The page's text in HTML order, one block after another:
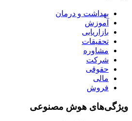
بهداشت و درمان
آموزش
بازاریابی
تحقیقات
مشاوره
شرکت
حقوقی
مالی
فروش
ویژگی‌های هوش مصنوعی